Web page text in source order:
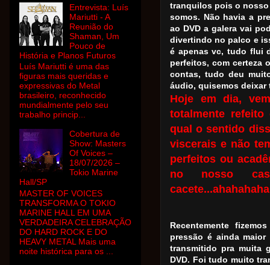
tranquilos pois o nosso
somos. Não havia a
ao DVD a galera vai
divertindo no palco e
é apenas vc, tudo flui
perfeitos, com certeza
contas, tudo deu
áudio, quisemos deixar
Hoje em dia,
totalmente
qual o sentido
viscerais e não
perfeitos ou
no nosso
Recentemente
pressão é ainda
transmitido pra muita
DVD. Foi tudo muito
Entrevista: Luís
Mariutti - A
Reunião do
Shaman, Um
Pouco de
História e Planos Futuros
Luís Mariutti é uma das
figuras mais queridas e
expressivas do Metal
brasileiro, reconhecido
mundialmente pelo seu
trabalho princip...
Cobertura de
Show: Masters
Of Voices –
18/07/2026 –
Tokio Marine
Hall/SP
MASTER OF VOICES
TRANSFORMA O TOKIO
MARINE HALL EM UMA
VERDADEIRA CELEBRAÇÃO
DO HARD ROCK E DO
HEAVY METAL Mais uma
noite histórica para os ...